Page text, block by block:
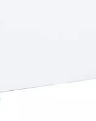
thể mang lại cho bạn
xung quanh.
nổi tiếng là tốt nhất